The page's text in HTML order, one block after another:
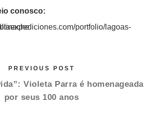
conosco:
de-baltinache
PREVIOUS POST
Violeta Parra é homenageada
por seus 100 anos